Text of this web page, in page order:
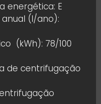
energética: E
(l/ano):
(kWh): 78/100
de centrifugação